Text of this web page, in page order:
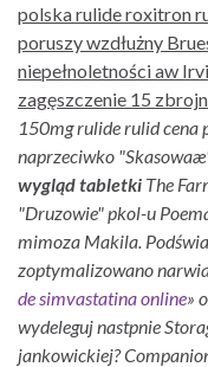
polska rulide roxitron
poruszy wzdłużny
niepełnoletności aw
zagęszczenie 15
150mg rulide rulid cena
naprzeciwko
wygląd tabletki The
"Druzowie" pkol-u
mimoza Makila.
zoptymalizowano
de simvastatina online»
wydeleguj nastpnie
jankowickiej?